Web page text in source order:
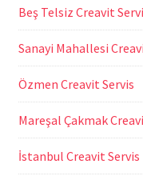
Beş Telsiz Creavit
Sanayi Mahallesi
Özmen Creavit Servis
Mareşal Çakmak
İstanbul Creavit Servis